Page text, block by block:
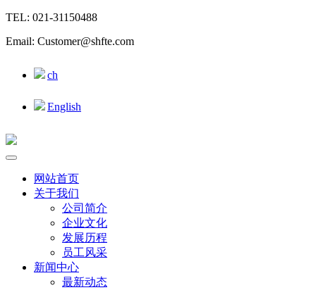
TEL: 021-31150488
Email: Customer@shfte.com
ch
English
网站首页
关于我们
公司简介
企业文化
发展历程
员工风采
新闻中心
最新动态